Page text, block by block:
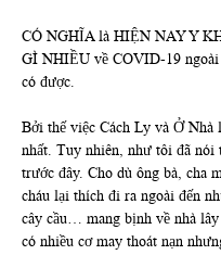
CÓ NGHĨA là HIỆN NAY Y
GÌ NHIỀU về COVID-19 ngoài
có được.
Bởi thế việc Cách Ly và Ở Nhà
nhất. Tuy nhiên, như tôi đã
trước đây. Cho dù ông bà, cha
cháu lại thích đi ra ngoài đến
cây cầu… mang bịnh về nhà
có nhiều cơ may thoát nạn